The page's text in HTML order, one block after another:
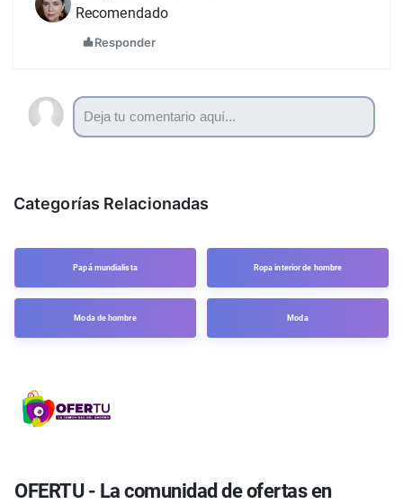
Recomendado
Responder
Categorías Relacionadas
Papá mundialista Ropa interior de hombre
Moda de hombre Moda
OFERTU - La comunidad de ofertas en